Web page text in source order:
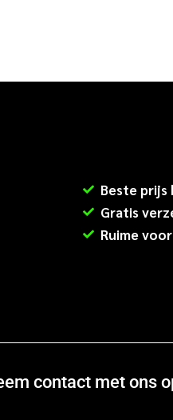
Beste
Gratis
Ruime
contact met ons